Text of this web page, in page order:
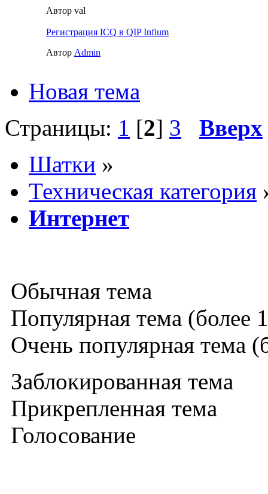
Автор val
Регистрация ICQ в QIP Infium
Автор Admin
Новая тема
Страницы: 1 [2] 3
Вверх
Шатки »
Техническая категория
Интернет
Обычная тема
Популярная тема (более
Очень популярная тема
Заблокированная тема
Прикрепленная тема
Голосование